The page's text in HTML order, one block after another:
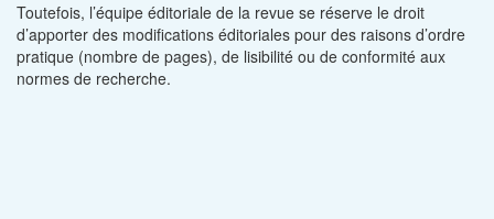
Toutefois, l’équipe éditoriale de la revue se réserve le droit
d’apporter des modifications éditoriales pour des raisons d’ordre
pratique (nombre de pages), de lisibilité ou de conformité aux
normes de recherche.